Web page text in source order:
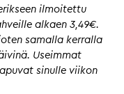
ilmoitettu
alkaen 3,49€.
samalla kerralla
Useimmat
sinulle viikon